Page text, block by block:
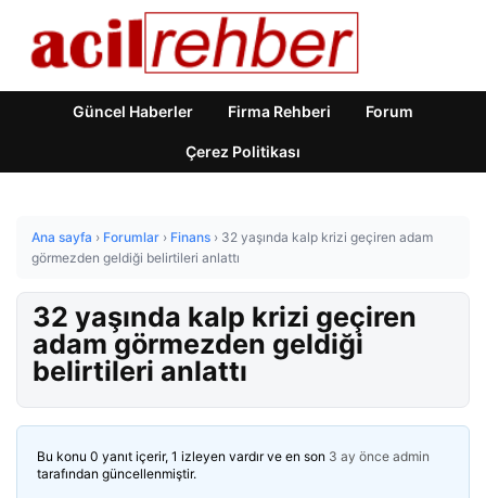
Güncel Haberler Firma Rehberi Forum
Çerez Politikası
Ana sayfa › Forumlar › Finans › 32 yaşında kalp krizi geçiren adam
görmezden geldiği belirtileri anlattı
32 yaşında kalp krizi geçiren
adam görmezden geldiği
belirtileri anlattı
Bu konu 0 yanıt içerir, 1 izleyen vardır ve en son 3 ay önce admin
tarafından güncellenmiştir.